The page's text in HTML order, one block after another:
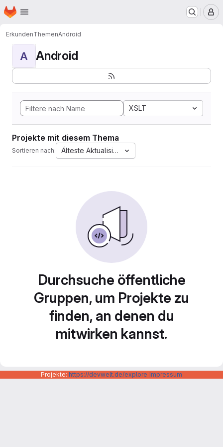
Zum Hauptinhalt springen
Startseite
ErkundenThemenAndroid
A Android
XSLT
Projekte mit diesem Thema
Sortieren nach: Älteste Aktualisierung
Durchsuche öffentliche
Gruppen, um Projekte zu
finden, an denen du
mitwirken kannst.
Projekte: https://devwelt.de/explore Impressum